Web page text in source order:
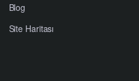
Blog
Site Haritası